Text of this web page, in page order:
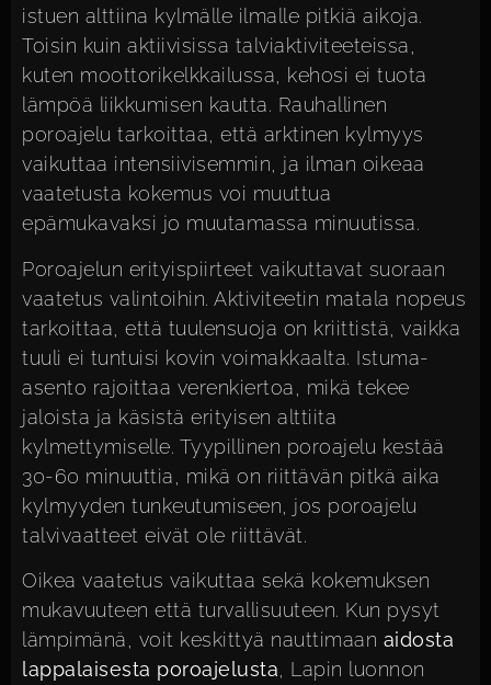
istuen alttiina kylmälle ilmalle pitkiä aikoja.
Toisin kuin aktiivisissa talviaktiviteeteissa,
kuten moottorikelkkailussa, kehosi ei tuota
lämpöä liikkumisen kautta. Rauhallinen
poroajelu tarkoittaa, että arktinen kylmyys
vaikuttaa intensiivisemmin, ja ilman oikeaa
vaatetusta kokemus voi muuttua
epämukavaksi jo muutamassa minuutissa.
Poroajelun erityispiirteet vaikuttavat suoraan
vaatetus valintoihin. Aktiviteetin matala nopeus
tarkoittaa, että tuulensuoja on kriittistä, vaikka
tuuli ei tuntuisi kovin voimakkaalta. Istuma-
asento rajoittaa verenkiertoa, mikä tekee
jaloista ja käsistä erityisen alttiita
kylmettymiselle. Tyypillinen poroajelu kestää
30-60 minuuttia, mikä on riittävän pitkä aika
kylmyyden tunkeutumiseen, jos poroajelu
talvivaatteet eivät ole riittävät.
Oikea vaatetus vaikuttaa sekä kokemuksen
mukavuuteen että turvallisuuteen. Kun pysyt
lämpimänä, voit keskittyä nauttimaan aidosta
lappalaisesta poroajelusta , Lapin luonnon